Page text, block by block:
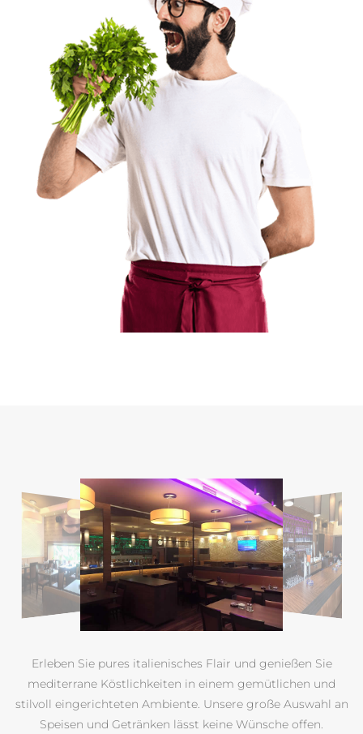
Erleben Sie pures italienisches Flair und genießen Sie
mediterrane Köstlichkeiten in einem gemütlichen und
stilvoll eingerichteten Ambiente. Unsere große Auswahl an
Speisen und Getränken lässt keine Wünsche offen.